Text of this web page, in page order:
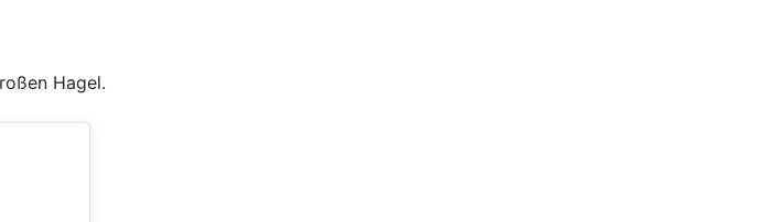
Hagel.